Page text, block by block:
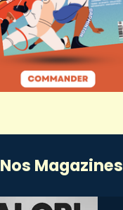
Nos Magazines